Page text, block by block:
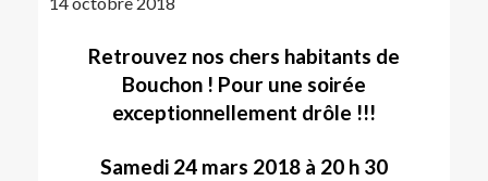
Retrouvez nos chers habitants de
Bouchon ! Pour une soirée
exceptionnellement drôle !!!
Samedi 24 mars 2018 à 20 h 30